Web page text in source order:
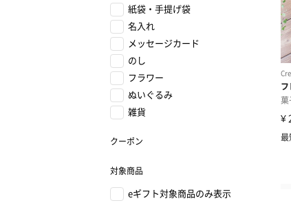
紙袋・手提げ袋
名入れ
メッセージカード
のし
フラワー
ぬいぐるみ
雑貨
クーポン
対象商品
eギフト対象商品のみ表示